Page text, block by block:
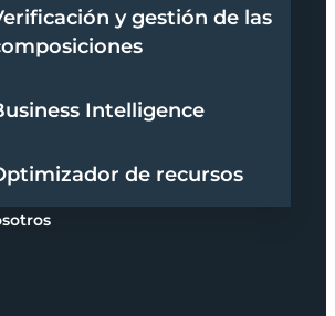
y gestión de las
Intelligence
de recursos